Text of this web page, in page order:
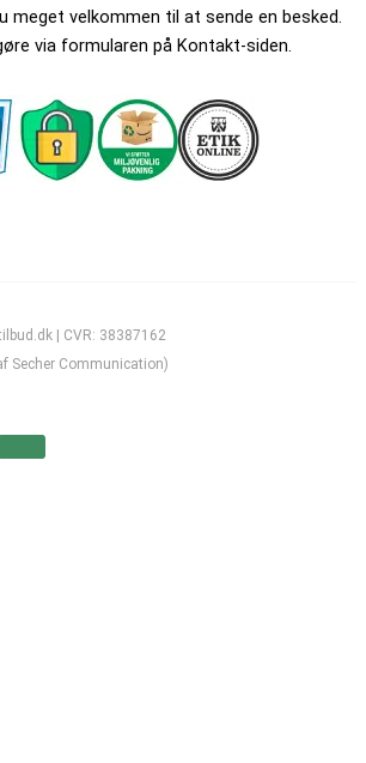
meget velkommen til at sende en besked.
via formularen på Kontakt-siden.
| CVR: 38387162
Secher Communication)